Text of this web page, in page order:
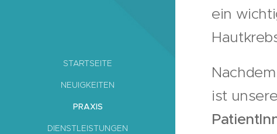
STARTSEITE
NEUIGKEITEN
PRAXIS
DIENSTLEISTUNGEN
ein
ist